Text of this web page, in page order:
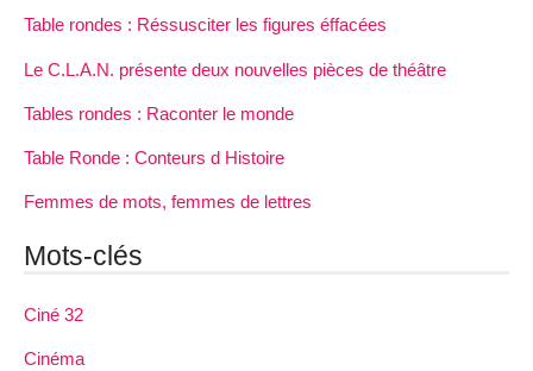
Table rondes : Réssusciter les figures éffacées
Le C.L.A.N. présente deux nouvelles pièces de théâtre
Tables rondes : Raconter le monde
Table Ronde : Conteurs d Histoire
Femmes de mots, femmes de lettres
Mots-clés
Ciné 32
Cinéma